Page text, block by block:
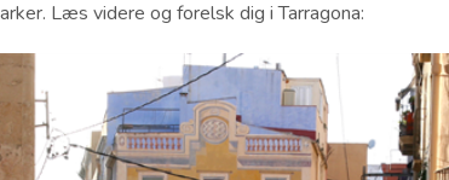
Læs videre og forelsk dig i Tarragona: